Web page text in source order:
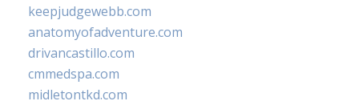
keepjudgewebb.com
anatomyofadventure.com
drivancastillo.com
cmmedspa.com
midletontkd.com